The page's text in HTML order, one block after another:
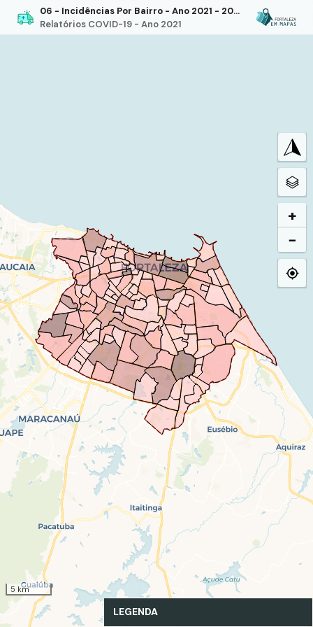
06 - Incidências Por Bairro - Ano 2021 - 20ª Semana Epidemiológica
Relatórios COVID-19 - Ano 2021
+
−
5 km
LEGENDA